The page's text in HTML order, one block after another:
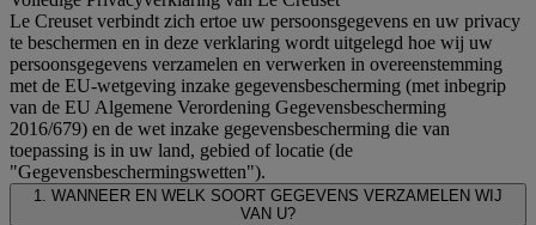
Le Creuset verbindt zich ertoe uw persoonsgegevens en uw privacy
te beschermen en in deze verklaring wordt uitgelegd hoe wij uw
persoonsgegevens verzamelen en verwerken in overeenstemming
met de EU-wetgeving inzake gegevensbescherming (met inbegrip
van de EU Algemene Verordening Gegevensbescherming
2016/679) en de wet inzake gegevensbescherming die van
toepassing is in uw land, gebied of locatie (de
"Gegevensbeschermingswetten").
1. WANNEER EN WELK SOORT GEGEVENS VERZAMELEN WIJ
VAN U?